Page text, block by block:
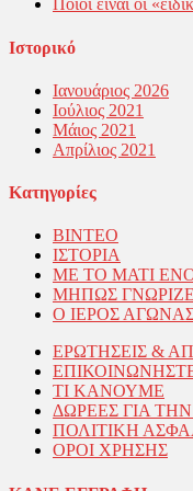
Ποιοί εἶναι οἱ
Ιστορικό
Ιανουάριος 2026
Ιούλιος 2021
Μάιος 2021
Απρίλιος 2021
Kατηγορίες
ΒΙΝΤΕΟ
ΙΣΤΟΡΙΑ
ΜΕ ΤΟ ΜΑΤΙ
ΜΗΠΩΣ
Ο ΙΕΡΟΣ
ΕΡΩΤΗΣΕΙΣ &
ΤΙ ΚΑΝΟΥΜΕ
ΔΩΡΕΕΣ ΓΙΑ
ΠΟΛΙΤΙΚΗ
ΟΡΟΙ ΧΡΗΣΗΣ